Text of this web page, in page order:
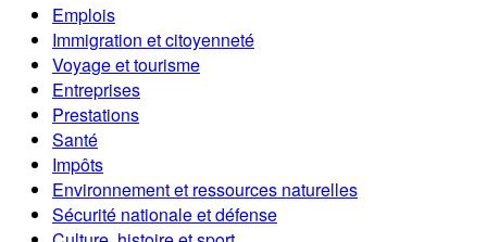
Emplois
Immigration et citoyenneté
Voyage et tourisme
Entreprises
Prestations
Santé
Impôts
Environnement et ressources naturelles
Sécurité nationale et défense